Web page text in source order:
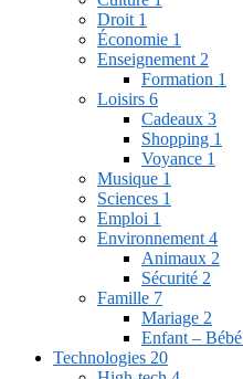
Droit 1
Économie 1
Enseignement 2
Formation 1
Loisirs 6
Cadeaux 3
Shopping 1
Voyance 1
Musique 1
Sciences 1
Emploi 1
Environnement 4
Animaux 2
Sécurité 2
Famille 7
Mariage 2
Enfant – Bébé
Technologies 20